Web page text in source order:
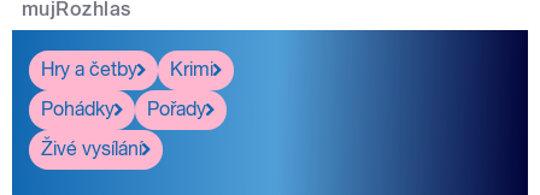
mujRozhlas
Hry a četby
Krimi
Pohádky
Pořady
Živé vysílání